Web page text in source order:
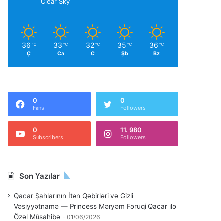
36 ℃
Ç
33 ℃
Ca
32 ℃
C
35 ℃
Şb
36 ℃
Bz
0
Fans
0
Followers
0
Subscribers
11. 980
Followers
Son Yazılar
Qacar Şahlarının İtən Qəbirləri və Gizli
Vəsiyyətnamə — Princess Məryəm Fəruqi Qacar ilə
Özəl Müsahibə
01/06/2026